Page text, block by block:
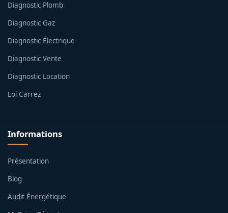
Diagnostic Plomb
Diagnostic Gaz
Diagnostic Électrique
Diagnostic Vente
Diagnostic Location
Loi Carrez
Informations
Présentation
Blog
Audit Énergétique